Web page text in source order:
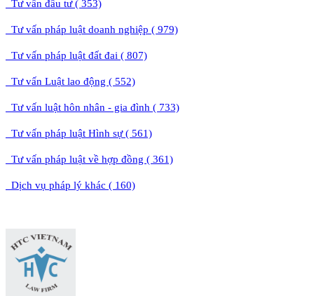
Tư vấn đầu tư ( 353)
Tư vấn pháp luật doanh nghiệp ( 979)
Tư vấn pháp luật đất đai ( 807)
Tư vấn Luật lao động ( 552)
Tư vấn luật hôn nhân - gia đình ( 733)
Tư vấn pháp luật Hình sự ( 561)
Tư vấn pháp luật về hợp đồng ( 361)
Dịch vụ pháp lý khác ( 160)